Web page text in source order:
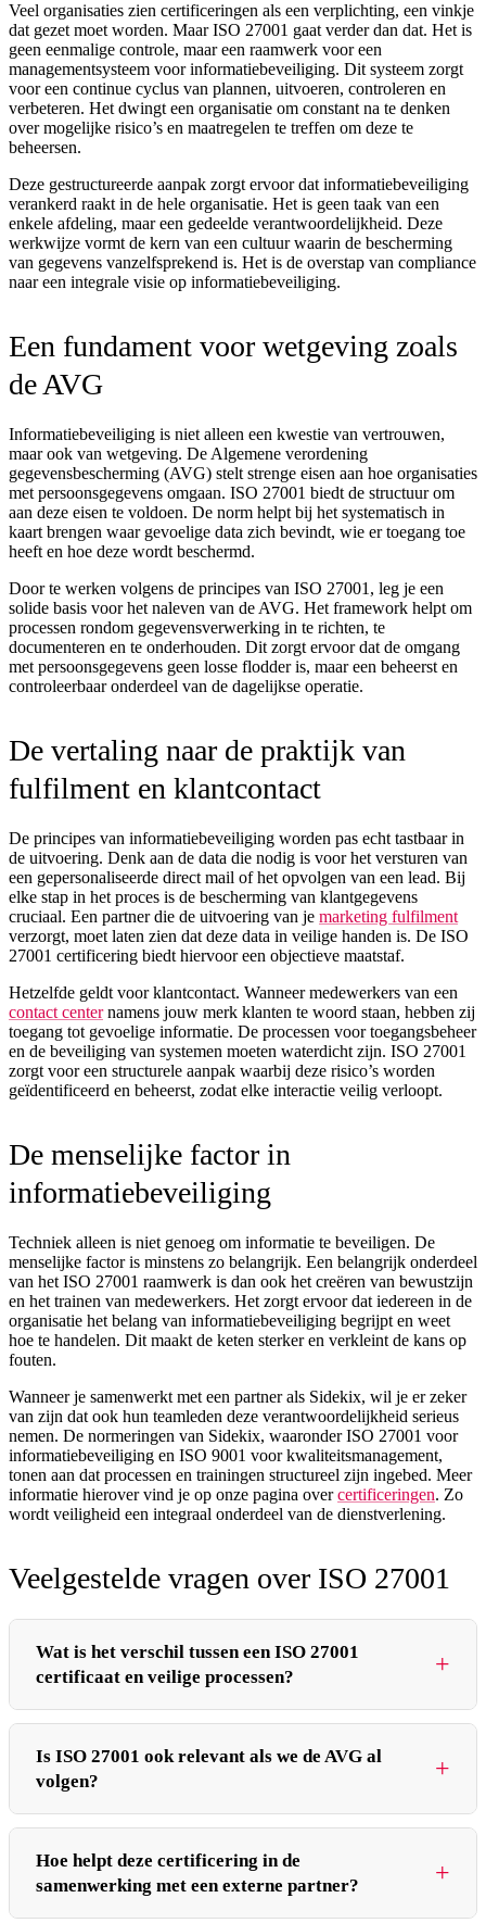
Veel organisaties zien certificeringen als een verplichting, een vinkje
dat gezet moet worden. Maar ISO 27001 gaat verder dan dat. Het is
geen eenmalige controle, maar een raamwerk voor een
managementsysteem voor informatiebeveiliging. Dit systeem zorgt
voor een continue cyclus van plannen, uitvoeren, controleren en
verbeteren. Het dwingt een organisatie om constant na te denken
over mogelijke risico’s en maatregelen te treffen om deze te
beheersen.
Deze gestructureerde aanpak zorgt ervoor dat informatiebeveiliging
verankerd raakt in de hele organisatie. Het is geen taak van een
enkele afdeling, maar een gedeelde verantwoordelijkheid. Deze
werkwijze vormt de kern van een cultuur waarin de bescherming
van gegevens vanzelfsprekend is. Het is de overstap van compliance
naar een integrale visie op informatiebeveiliging.
Een fundament voor wetgeving zoals
de AVG
Informatiebeveiliging is niet alleen een kwestie van vertrouwen,
maar ook van wetgeving. De Algemene verordening
gegevensbescherming (AVG) stelt strenge eisen aan hoe organisaties
met persoonsgegevens omgaan. ISO 27001 biedt de structuur om
aan deze eisen te voldoen. De norm helpt bij het systematisch in
kaart brengen waar gevoelige data zich bevindt, wie er toegang toe
heeft en hoe deze wordt beschermd.
Door te werken volgens de principes van ISO 27001, leg je een
solide basis voor het naleven van de AVG. Het framework helpt om
processen rondom gegevensverwerking in te richten, te
documenteren en te onderhouden. Dit zorgt ervoor dat de omgang
met persoonsgegevens geen losse flodder is, maar een beheerst en
controleerbaar onderdeel van de dagelijkse operatie.
De vertaling naar de praktijk van
fulfilment en klantcontact
De principes van informatiebeveiliging worden pas echt tastbaar in
de uitvoering. Denk aan de data die nodig is voor het versturen van
een gepersonaliseerde direct mail of het opvolgen van een lead. Bij
elke stap in het proces is de bescherming van klantgegevens
cruciaal. Een partner die de uitvoering van je marketing fulfilment
verzorgt, moet laten zien dat deze data in veilige handen is. De ISO
27001 certificering biedt hiervoor een objectieve maatstaf.
Hetzelfde geldt voor klantcontact. Wanneer medewerkers van een
contact centernamens jouw merk klanten te woord staan, hebben zij
toegang tot gevoelige informatie. De processen voor toegangsbeheer
en de beveiliging van systemen moeten waterdicht zijn. ISO 27001
zorgt voor een structurele aanpak waarbij deze risico’s worden
geïdentificeerd en beheerst, zodat elke interactie veilig verloopt.
De menselijke factor in
informatiebeveiliging
Techniek alleen is niet genoeg om informatie te beveiligen. De
menselijke factor is minstens zo belangrijk. Een belangrijk onderdeel
van het ISO 27001 raamwerk is dan ook het creëren van bewustzijn
en het trainen van medewerkers. Het zorgt ervoor dat iedereen in de
organisatie het belang van informatiebeveiliging begrijpt en weet
hoe te handelen. Dit maakt de keten sterker en verkleint de kans op
fouten.
Wanneer je samenwerkt met een partner als Sidekix, wil je er zeker
van zijn dat ook hun teamleden deze verantwoordelijkheid serieus
nemen. De normeringen van Sidekix, waaronder ISO 27001 voor
informatiebeveiliging en ISO 9001 voor kwaliteitsmanagement,
tonen aan dat processen en trainingen structureel zijn ingebed. Meer
informatie hierover vind je op onze pagina overcertificeringen. Zo
wordt veiligheid een integraal onderdeel van de dienstverlening.
Veelgestelde vragen over ISO 27001
Wat is het verschil tussen een ISO 27001
certificaat en veilige processen?
voldoet aan de eisen van de ISO 27001 norm. Het laat zien
geïmplementeerd. Veilige processen zijn het resultaat van dit
systeem. Het certificaat bevestigt dat deze processen niet
willekeurig zijn, maar onderdeel van een doorlopende
cyclus van risicobeoordeling, implementatie, controle en
Is ISO 27001 ook relevant als we de AVG al
volgen?
voorschrijft welke verplichtingen je hebt bij het verwerken
Hoe helpt deze certificering in de
samenwerking met een externe partner?